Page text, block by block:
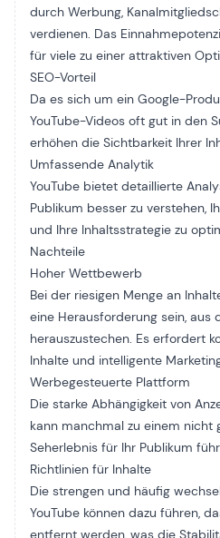
durch Werbung,
verdienen. Das
für viele zu einer attraktiven
SEO-Vorteil
Da es sich um ein Google-
YouTube-Videos oft gut in den
erhöhen die Sichtbarkeit Ihrer
Umfassende Analytik
YouTube bietet detaillierte
Publikum besser zu verstehen,
und Ihre Inhaltsstrategie zu
Nachteile
Hoher Wettbewerb
Bei der riesigen Menge an
eine Herausforderung sein, aus
herauszustechen. Es erfordert
Inhalte und intelligente
Werbegesteuerte Plattform
Die starke Abhängigkeit von
kann manchmal zu einem nicht
Seherlebnis für Ihr Publikum
Richtlinien für Inhalte
Die strengen und häufig
YouTube können dazu führen,
entfernt werden, was die